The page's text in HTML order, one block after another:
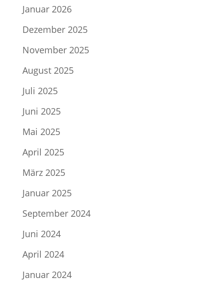
Januar 2026
Dezember 2025
November 2025
August 2025
Juli 2025
Juni 2025
Mai 2025
April 2025
März 2025
Januar 2025
September 2024
Juni 2024
April 2024
Januar 2024